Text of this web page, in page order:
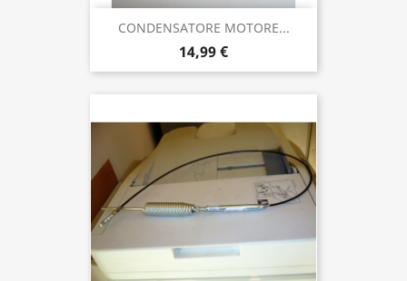
CONDENSATORE MOTORE...
14,99 €